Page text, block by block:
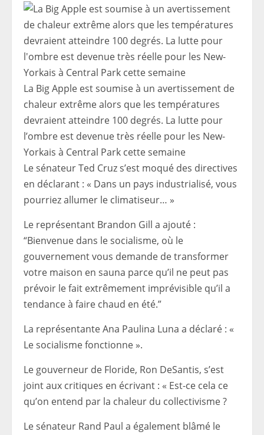
La Big Apple est soumise à un avertissement de
chaleur extrême alors que les températures
devraient atteindre 100 degrés. La lutte pour
l’ombre est devenue très réelle pour les New-
Yorkais à Central Park cette semaine
Le sénateur Ted Cruz s’est moqué des directives
en déclarant : « Dans un pays industrialisé, vous
pourriez allumer le climatiseur… »
Le représentant Brandon Gill a ajouté :
“Bienvenue dans le socialisme, où le
gouvernement vous demande de transformer
votre maison en sauna parce qu’il ne peut pas
prévoir le fait extrêmement imprévisible qu’il a
tendance à faire chaud en été.”
La représentante Ana Paulina Luna a déclaré : «
Le socialisme fonctionne ».
Le gouverneur de Floride, Ron DeSantis, s’est
joint aux critiques en écrivant : « Est-ce cela ce
qu’on entend par la chaleur du collectivisme ?
Le sénateur Rand Paul a également blâmé le